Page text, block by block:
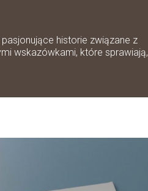
historie związane z
wskazówkami, które sprawiają,